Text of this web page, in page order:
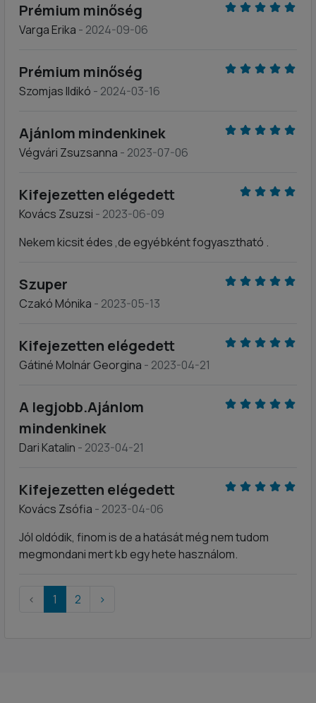
Prémium minőség
Varga Erika - 2024-09-06
Prémium minőség
Szomjas Ildikó - 2024-03-16
Ajánlom mindenkinek
Végvári Zsuzsanna - 2023-07-06
Kifejezetten elégedett
Kovács Zsuzsi - 2023-06-09
Nekem kicsit édes ,de egyébként fogyasztható .
Szuper
Czakó Mónika - 2023-05-13
Kifejezetten elégedett
Gátiné Molnár Georgina - 2023-04-21
A legjobb.Ajánlom
mindenkinek
Dari Katalin - 2023-04-21
Kifejezetten elégedett
Kovács Zsófia - 2023-04-06
Jól oldódik, finom is de a hatását még nem tudom
megmondani mert kb egy hete használom.
‹ 1 2 ›